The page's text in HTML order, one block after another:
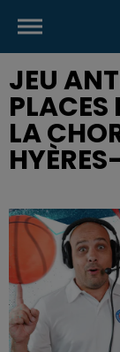
JEU
PLACES
LA